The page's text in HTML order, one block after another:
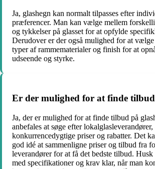
Ja, glashegn kan normalt tilpasses efter
præferencer. Man kan vælge mellem
og tykkelser på glasset for at opfylde
Derudover er der også mulighed for at
typer af rammematerialer og finish for at
udseende og styrke.
Er der mulighed for at finde tilbud
Ja, der er mulighed for at finde tilbud på
anbefales at søge efter
konkurrencedygtige priser og rabatter. Det
god idé at sammenligne priser og tilbud fra
leverandører for at få det bedste tilbud. Husk
med specifikationer og krav klar, når man